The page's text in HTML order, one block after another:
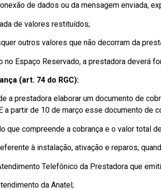
de dados ou da mensagem enviada,
de valores restituídos;
outros valores que não decorram da
no Espaço Reservado, a prestadora deverá
(art. 74 do RGC):
a prestadora elaborar um documento de
a partir de 10 de março esse documento de
que compreende a cobrança e o valor total
à instalação, ativação e reparos,
Telefônico da Prestadora que
da Anatel;